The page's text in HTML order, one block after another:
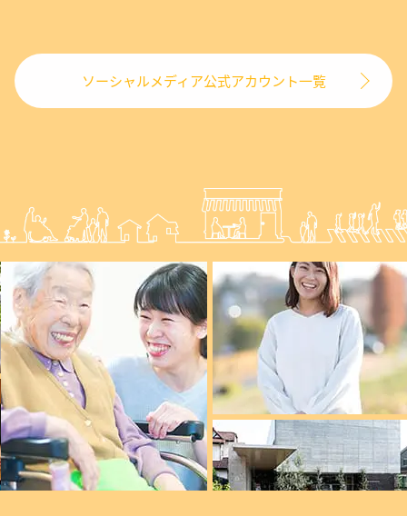
ソーシャルメディア公式アカウント一覧